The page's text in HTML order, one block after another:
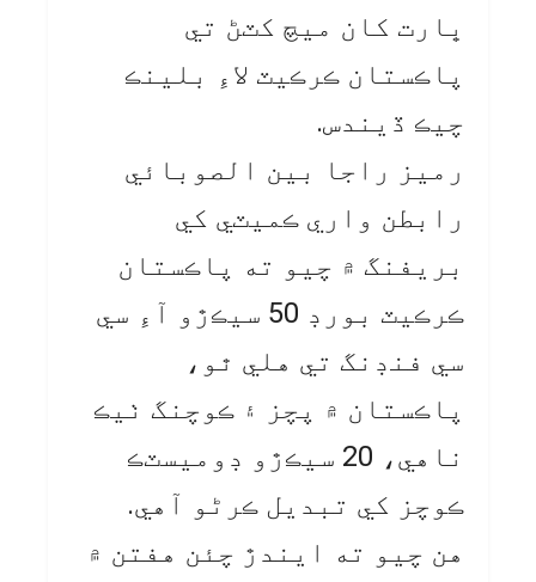
ڀارت کان ميچ کٽڻ تي
پاڪستان ڪرڪيٽ لاءِ بلينڪ
چيڪ ڏيندس.
رميز راجا بين الصوبائي
رابطن واري ڪميٽي کي
بريفنگ ۾ چيو ته پاڪستان
ڪرڪيٽ بورڊ 50 سيڪڙو آءِ سي
سي فنڊنگ تي هلي ٿو،
پاڪستان ۾ پچز ۽ ڪوچنگ ٺيڪ
ناهي، 20 سيڪڙو ڊوميسٽڪ
ڪوچز کي تبديل ڪرڻو آهي.
هن چيو ته ايندڙ چئن هفتن ۾